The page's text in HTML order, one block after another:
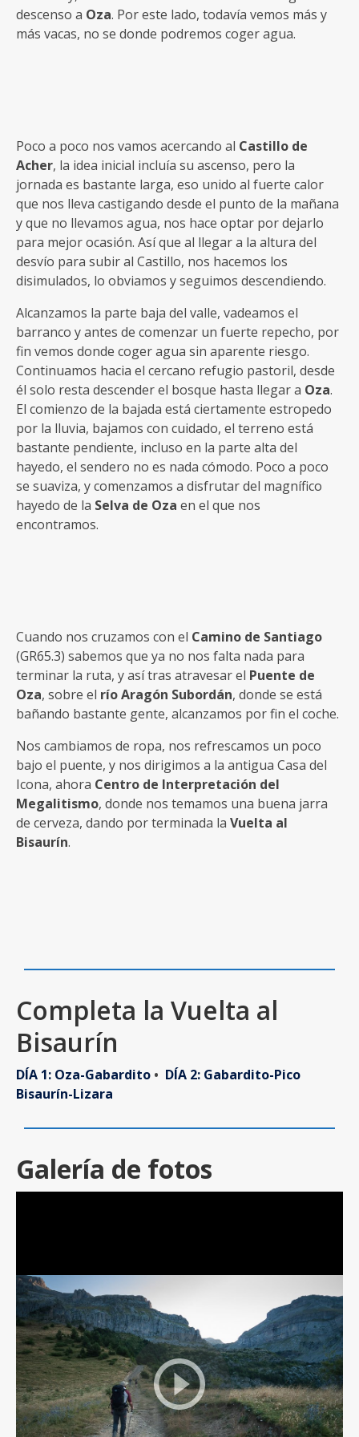
descenso a Oza. Por este lado, todavía vemos más y
más vacas, no se donde podremos coger agua.
Poco a poco nos vamos acercando al Castillo de
Acher, la idea inicial incluía su ascenso, pero la
jornada es bastante larga, eso unido al fuerte calor
que nos lleva castigando desde el punto de la mañana
y que no llevamos agua, nos hace optar por dejarlo
para mejor ocasión. Así que al llegar a la altura del
desvío para subir al Castillo, nos hacemos los
disimulados, lo obviamos y seguimos descendiendo.
Alcanzamos la parte baja del valle, vadeamos el
barranco y antes de comenzar un fuerte repecho, por
fin vemos donde coger agua sin aparente riesgo.
Continuamos hacia el cercano refugio pastoril, desde
él solo resta descender el bosque hasta llegar a Oza.
El comienzo de la bajada está ciertamente estropedo
por la lluvia, bajamos con cuidado, el terreno está
bastante pendiente, incluso en la parte alta del
hayedo, el sendero no es nada cómodo. Poco a poco
se suaviza, y comenzamos a disfrutar del magnífico
hayedo de la Selva de Oza en el que nos
encontramos.
Cuando nos cruzamos con el Camino de Santiago
(GR65.3) sabemos que ya no nos falta nada para
terminar la ruta, y así tras atravesar el Puente de
Oza, sobre el río Aragón Subordán, donde se está
bañando bastante gente, alcanzamos por fin el coche.
Nos cambiamos de ropa, nos refrescamos un poco
bajo el puente, y nos dirigimos a la antigua Casa del
Icona, ahora Centro de Interpretación del
Megalitismo, donde nos temamos una buena jarra
de cerveza, dando por terminada la Vuelta al
Bisaurín.
Completa la Vuelta al
Bisaurín
DÍA 1: Oza-Gabardito • DÍA 2: Gabardito-Pico
Bisaurín-Lizara
Galería de fotos